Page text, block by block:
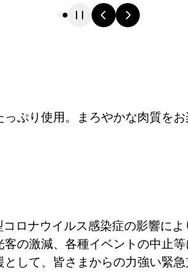
ぷり使用。まろやかな肉質をお
ロナウイルス感染症の影響によ
の激減、各種イベントの中止
して、皆さまからの力強い緊急